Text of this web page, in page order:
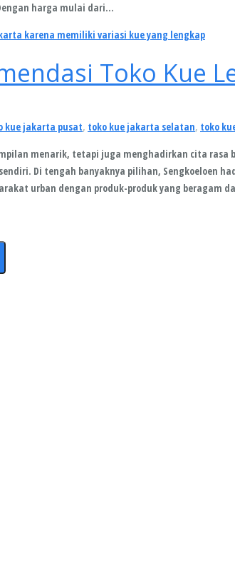
harga mulai dari…
Toko Kue
kue jakarta pusat, toko kue jakarta selatan, toko
menarik, tetapi juga menghadirkan cita rasa
Di tengah banyaknya pilihan, Sengkoeloen
urban dengan produk-produk yang beragam